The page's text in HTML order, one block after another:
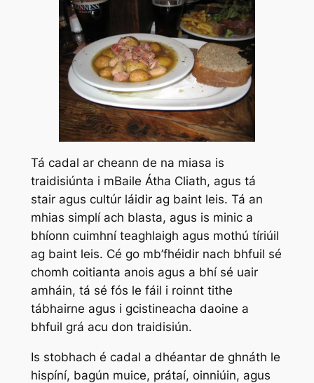
Tá cadal ar cheann de na miasa is
traidisiúnta i mBaile Átha Cliath, agus tá
stair agus cultúr láidir ag baint leis. Tá an
mhias simplí ach blasta, agus is minic a
bhíonn cuimhní teaghlaigh agus mothú tíriúil
ag baint leis. Cé go mb’fhéidir nach bhfuil sé
chomh coitianta anois agus a bhí sé uair
amháin, tá sé fós le fáil i roinnt tithe
tábhairne agus i gcistineacha daoine a
bhfuil grá acu don traidisiún.
Is stobhach é cadal a dhéantar de ghnáth le
hispíní, bagún muice, prátaí, oinniúin, agus